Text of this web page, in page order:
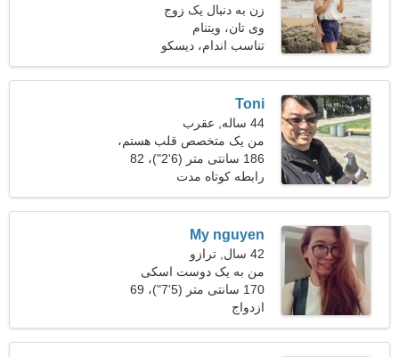
زن به دنبال یک زوج
وی تان، ویتنام
تناسب اندام، دیسکو
Toni
44 ساله, عقرب
من یک متخصص قلب هستم،
به یک خانم زیبا نیاز دارم186 سانتی متر (6'2")، 82
کیلوگرم (180 پوند)
رابطه کوتاه مدت
My nguyen
42 سال, ترازو
من به یک دوست اسکی
عالی نیاز دارم
170 سانتی متر (5'7")، 69
کیلوگرم (152 پوند)
ازدواج